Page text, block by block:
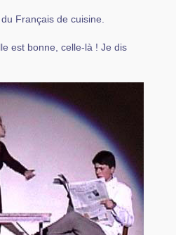
Français de cuisine.
est bonne, celle-là ! Je dis